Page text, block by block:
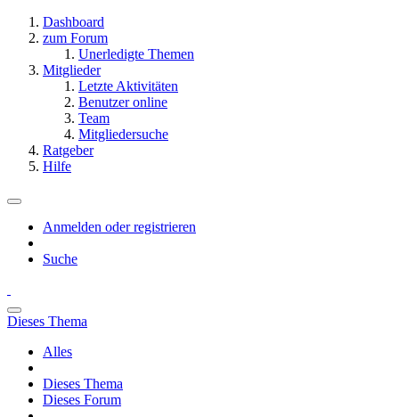
Dashboard
zum Forum
Unerledigte Themen
Mitglieder
Letzte Aktivitäten
Benutzer online
Team
Mitgliedersuche
Ratgeber
Hilfe
Anmelden oder registrieren
Suche
Dieses Thema
Alles
Dieses Thema
Dieses Forum